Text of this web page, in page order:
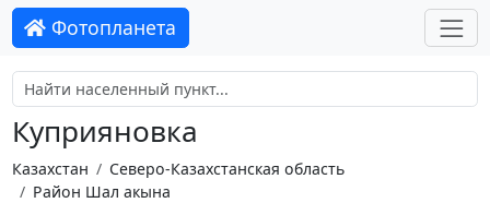
Фотопланета
Куприяновка
Казахстан
Северо-Казахстанская область
Район Шал акына